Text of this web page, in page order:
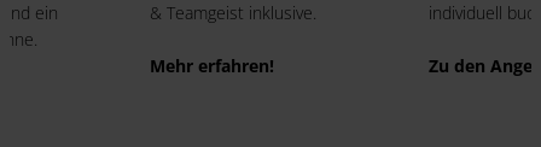
ein
& Teamgeist inklusive.
Mehr erfahren!
individuell
Zu den